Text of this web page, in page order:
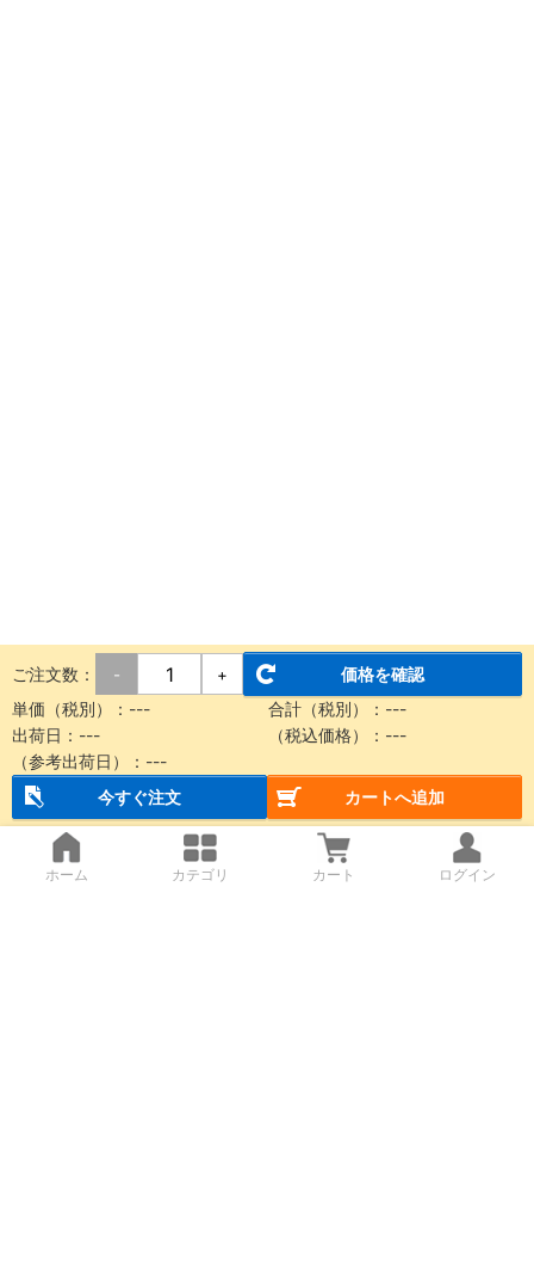
ご注文数： - +
価格を確認
単価（税別）： --- 合計（税別）： ---
出荷日： --- （税込価格）： ---
（参考出荷日）： ---
今すぐ注文
カートへ追加
ホーム カテゴリ カート ログイン